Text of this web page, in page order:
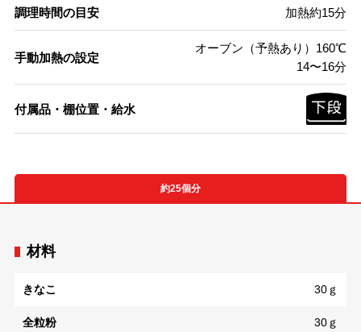
調理時間の目安 加熱約15分
手動加熱の設定
オーブン（予熱あり）160℃
14〜16分
付属品・棚位置・給水
約25個分
材料
きなこ 30ｇ
全粒粉 30ｇ